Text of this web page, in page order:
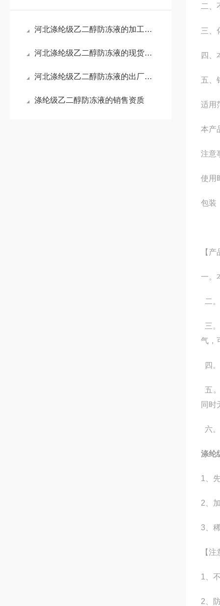
河北涤纶级乙二醇防冻液的加工与定做
河北涤纶级乙二醇防冻液的现货和品质
河北涤纶级乙二醇防冻液的出厂资质
涤纶级乙二醇防冻液的销售资质
二、
三、
四、
五、
适用
本产
注意
使用
包装
【
一。
二
三
气，
四
五
同时
六
涤纶
1、
2、
3、
【
1、
2、